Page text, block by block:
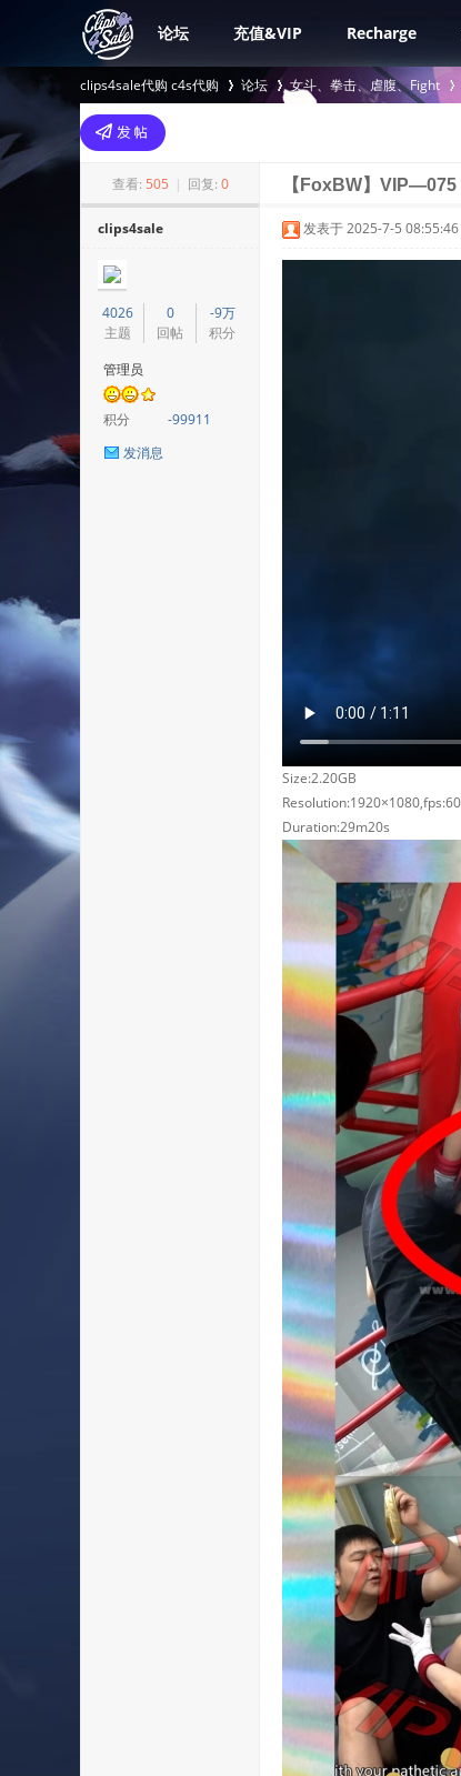
论坛 充值&VIP Recharge
clips4sale代购 c4s代购
>
论坛 女斗、拳击、虐腹、Fight
›
查看: 505 | 回复: 0 【FoxBW】VIP—075
clips4sale
4026
主题
0
回帖
-9万
积分
管理员
积分
-99911
发消息
发表于 2025-7-5 08:55:46
Size:2.20GB
Resolution:1920×1080,fps:60
Duration:29m20s